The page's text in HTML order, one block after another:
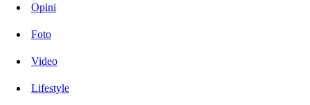
Opini
Foto
Video
Lifestyle